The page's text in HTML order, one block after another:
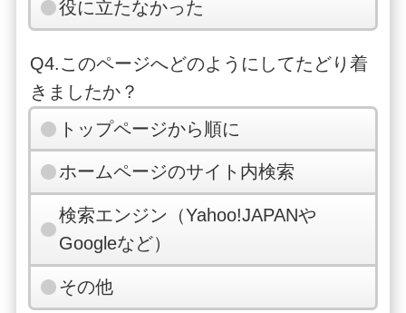
役に立たなかった
Q4.このページへどのようにしてたどり着
きましたか？
トップページから順に
ホームページのサイト内検索
検索エンジン（Yahoo!JAPANや
Googleなど）
その他